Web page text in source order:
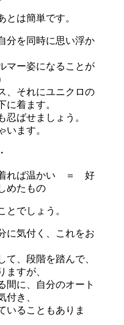
とは簡単です。
分を同時に思い浮か
マー姿になることが
、 それにユニクロの
に着ます。
忍ばせましょう。
います。
れば温かい ＝ 好
めたもの
とでしょう。
に気付く、これをお
て、段階を踏んで、
ますが、
間に、
自分のオート
付き、
いることもありま